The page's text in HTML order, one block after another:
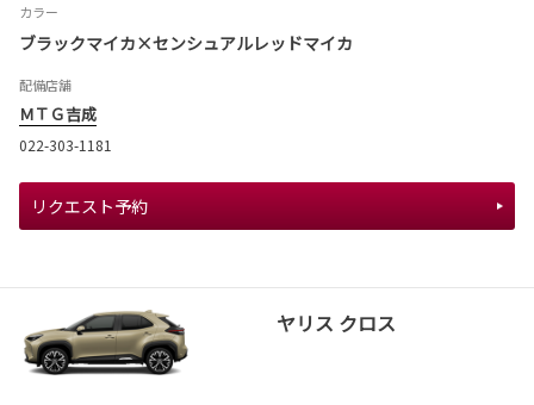
カラー
ブラックマイカ×センシュアルレッドマイカ
配備店舗
ＭＴＧ吉成
022-303-1181
リクエスト予約
ヤリス クロス